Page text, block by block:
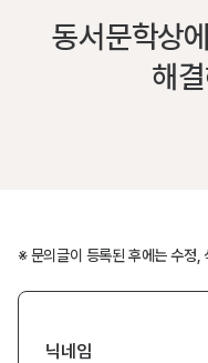
동서문학상
해
※ 문의글이 등록된 후에는 수정,
닉네임